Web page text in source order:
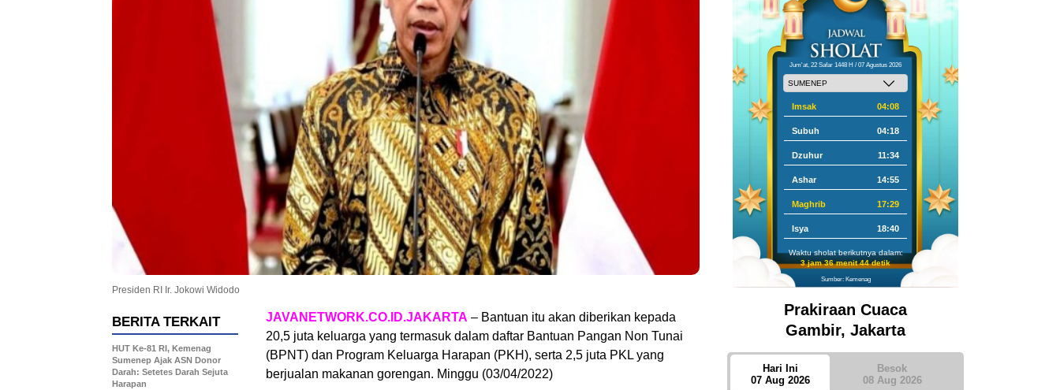
Presiden RI Ir. Jokowi Widodo
JAVANETWORK.CO.ID.JAKARTA – Bantuan itu akan diberikan kepada
20,5 juta keluarga yang termasuk dalam daftar Bantuan Pangan Non Tunai
(BPNT) dan Program Keluarga Harapan (PKH), serta 2,5 juta PKL yang
berjualan makanan gorengan. Minggu (03/04/2022)
BERITA TERKAIT
HUT Ke-81 RI, Kemenag
Sumenep Ajak ASN Donor
Darah: Setetes Darah Sejuta
Harapan
Jum'at, 22 Safar 1448 H / 07 Agustus 2026
Imsak 04:08
Subuh 04:18
Dzuhur 11:34
Ashar 14:55
Maghrib 17:29
Isya 18:40
Waktu sholat berikutnya dalam:
3 jam 36 menit 42 detik
Sumber: Kemenag
Prakiraan Cuaca
Gambir, Jakarta
Hari Ini
07 Aug 2026
Besok
08 Aug 2026